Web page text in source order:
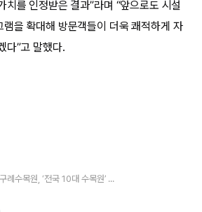
치를 인정받은 결과”라며 “앞으로도 시설
을 확대해 방문객들이 더욱 쾌적하게 자
다”고 말했다.
“지리산 품은 54ha 숲길”…구례수목원, ‘전국 10대 수목원’ 이름 올렸다